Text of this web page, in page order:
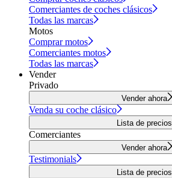
Comerciantes de coches clásicos
Todas las marcas
Motos
Comprar motos
Comerciantes motos
Todas las marcas
Vender
Privado
Vender ahora
Venda su coche clásico
Lista de precios
Comerciantes
Vender ahora
Testimonials
Lista de precios